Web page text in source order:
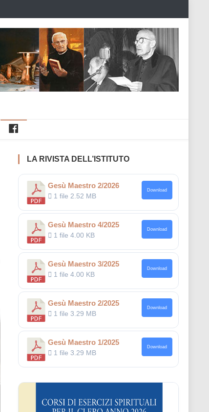
LA RIVISTA DELL’ISTITUTO
Gesù Maestro 2/2026
1 file 2.52 MB
Download
Gesù Maestro 4/2025
1 file4.00 KB
Download
Gesù Maestro 3/2025
1 file4.00 KB
Download
Gesù Maestro 2/2025
1 file3.29 MB
Download
Gesù Maestro 1/2025
1 file3.29 MB
Download